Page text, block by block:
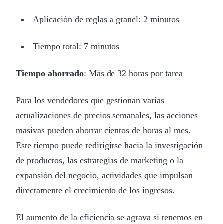
Aplicación de reglas a granel: 2 minutos
Tiempo total: 7 minutos
Tiempo ahorrado: Más de 32 horas por tarea
Para los vendedores que gestionan varias
actualizaciones de precios semanales, las acciones
masivas pueden ahorrar cientos de horas al mes.
Este tiempo puede redirigirse hacia la investigación
de productos, las estrategias de marketing o la
expansión del negocio, actividades que impulsan
directamente el crecimiento de los ingresos.
El aumento de la eficiencia se agrava si tenemos en